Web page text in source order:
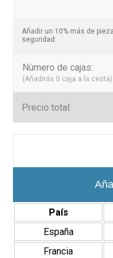
Añadir un 10% más de
seguridad:
Número de cajas:
(Añadirás 0 caja a la cesta)
Precio total:
Acabado
cantidad
País
España
Francia